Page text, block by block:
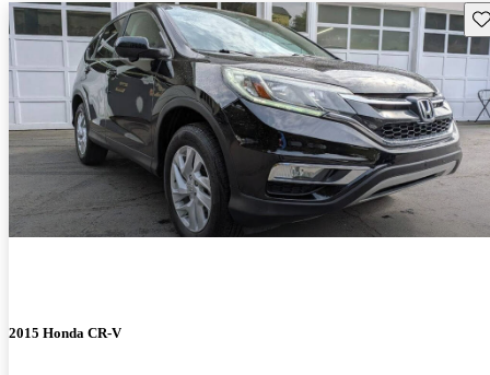
2015 Honda CR-V